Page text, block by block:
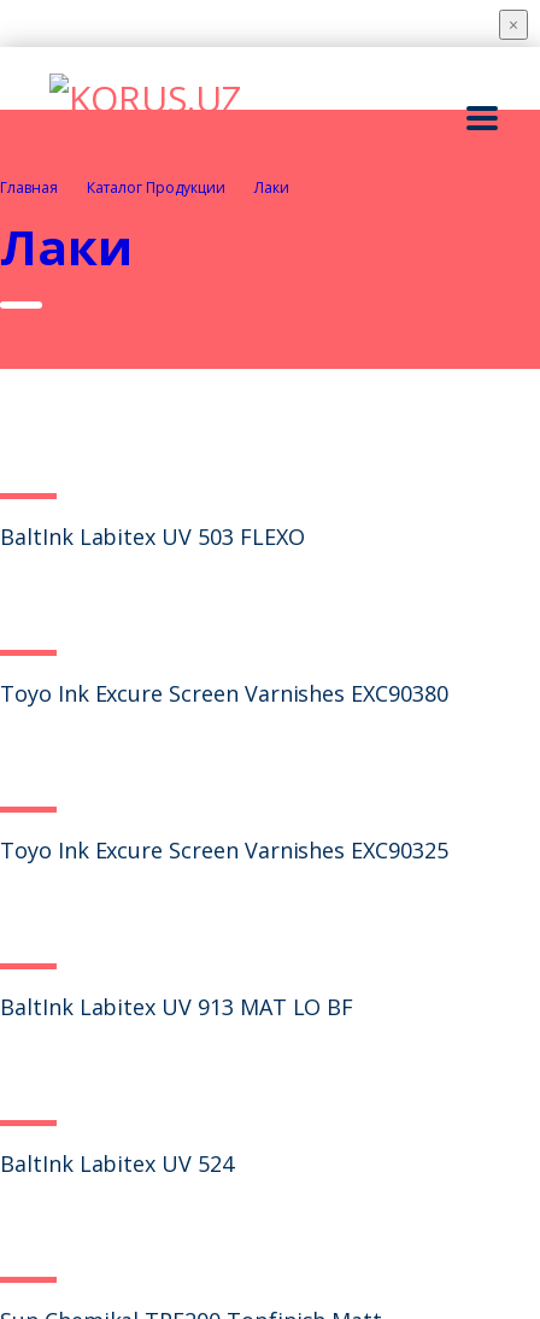
Главная Каталог Продукции Лаки
Лаки
BaltInk Labitex UV 503 FLEXO
Toyo Ink Excure Screen Varnishes EXC90380
Toyo Ink Excure Screen Varnishes EXC90325
BaltInk Labitex UV 913 MAT LO BF
BaltInk Labitex UV 524
×